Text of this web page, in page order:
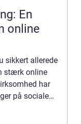
En
online
sikkert allerede
stærk online
har
på sociale